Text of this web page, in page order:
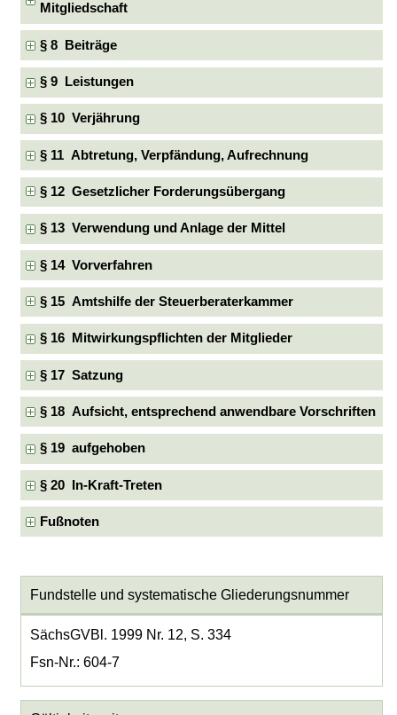
Mitgliedschaft
§ 8 Beiträge
§ 9 Leistungen
§ 10 Verjährung
§ 11 Abtretung, Verpfändung, Aufrechnung
§ 12 Gesetzlicher Forderungsübergang
§ 13 Verwendung und Anlage der Mittel
§ 14 Vorverfahren
§ 15 Amtshilfe der Steuerberaterkammer
§ 16 Mitwirkungspflichten der Mitglieder
§ 17 Satzung
§ 18 Aufsicht, entsprechend anwendbare Vorschriften
§ 19 aufgehoben
§ 20 In-Kraft-Treten
Fußnoten
Fundstelle und systematische Gliederungsnummer
SächsGVBl. 1999 Nr. 12, S. 334
Fsn-Nr.: 604-7